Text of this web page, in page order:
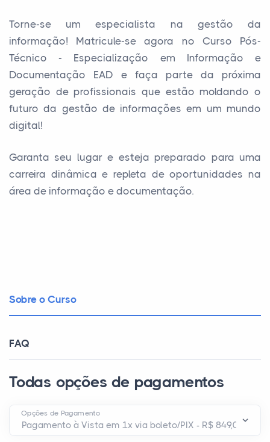
Torne-se um especialista na gestão da
informação! Matricule-se agora no Curso Pós-
Técnico - Especialização em Informação e
Documentação EAD e faça parte da próxima
geração de profissionais que estão moldando o
futuro da gestão de informações em um mundo
digital!
Garanta seu lugar e esteja preparado para uma
carreira dinâmica e repleta de oportunidades na
área de informação e documentação.
Sobre o Curso
FAQ
Todas opções de pagamentos
Opções de Pagamento